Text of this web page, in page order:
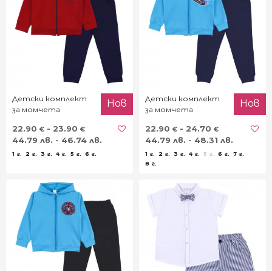
Детски комплект
за момчета
Нов
22.90 € - 23.90 €
44.79 лв. - 46.74 лв.
1 г. 2 г. 3 г. 4 г. 5 г. 6 г.
Детски комплект
за момчета
Нов
22.90 € - 24.70 €
44.79 лв. - 48.31 лв.
1 г. 2 г. 3 г. 4 г. 5 г. 6 г.
7 г.
8 г.